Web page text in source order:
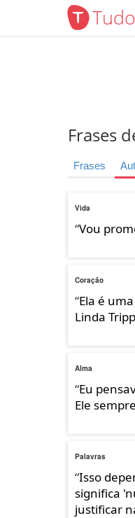
Frases
Frases
Vida
“Vou
Coração
“Ela é
Linda
Alma
“Eu
Ele
Palavras
“Isso
significa
justificar